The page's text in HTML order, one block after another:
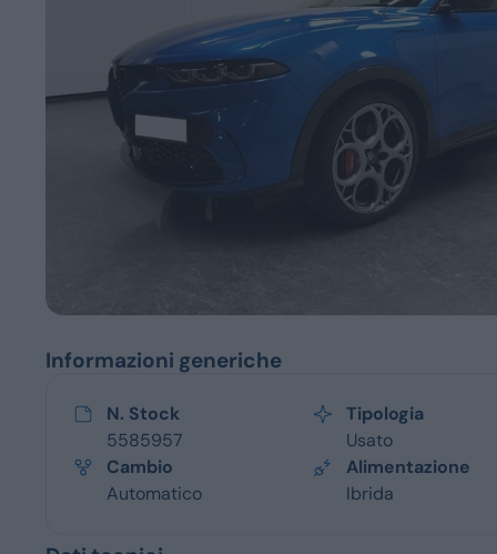
Servizi
Informazioni generiche
N. Stock
5585957
Tipologia
Usato
Cambio
Automatico
Alimentazione
Ibrida